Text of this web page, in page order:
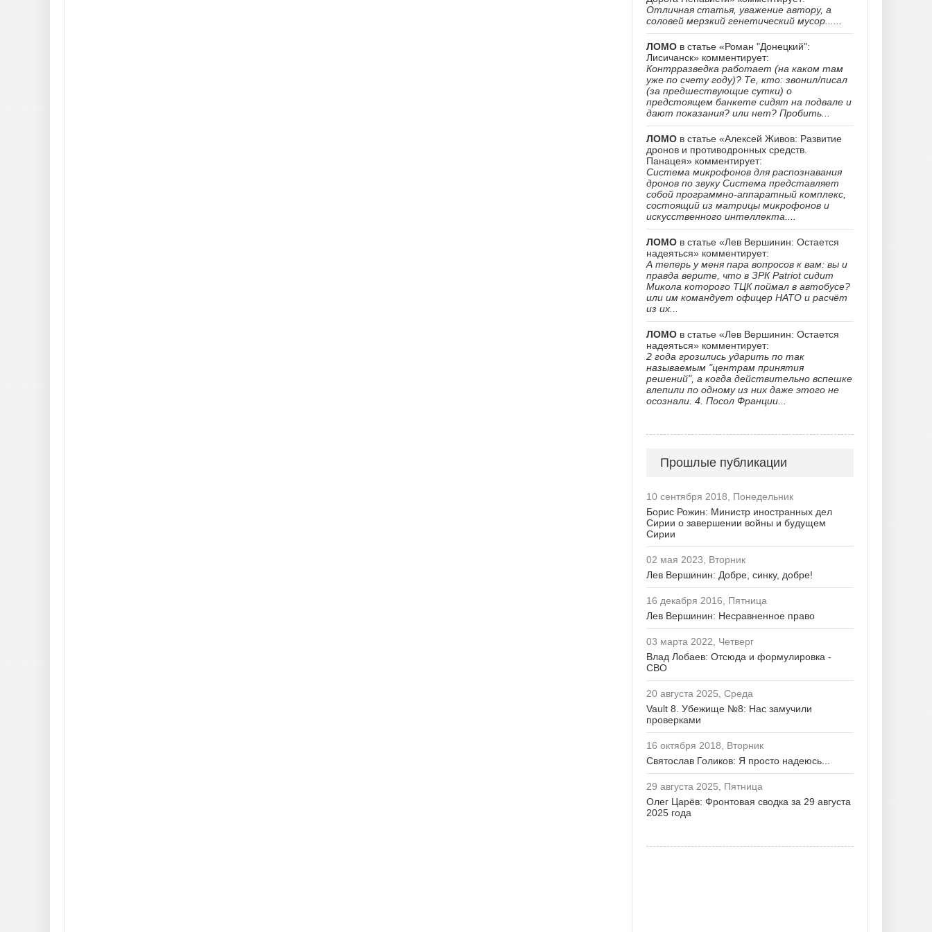
Отличная статья, уважение автору, а
соловей мерзкий генетический мусор......
ЛОМО в статье «Роман "Донецкий":
Лисичанск» комментирует:
Контрразведка работает (на каком там
уже по счету году)? Те, кто: звонил/писал
(за предшествующие сутки) о
предстоящем банкете сидят на подвале и
дают показания? или нет? Пробить...
ЛОМО в статье «Алексей Живов: Развитие
дронов и противодронных средств.
Панацея» комментирует:
Система микрофонов для распознавания
дронов по звуку Система представляет
собой программно-аппаратный комплекс,
состоящий из матрицы микрофонов и
искусственного интеллекта....
ЛОМО в статье «Лев Вершинин: Остается
надеяться» комментирует:
А теперь у меня пара вопросов к вам: вы и
правда верите, что в ЗРК Patriot сидит
Микола которого ТЦК поймал в автобусе?
или им командует офицер НАТО и расчёт
из их...
ЛОМО в статье «Лев Вершинин: Остается
надеяться» комментирует:
2 года грозились ударить по так
называемым "центрам принятия
решений", а когда действительно вспешке
влепили по одному из них даже этого не
осознали. 4. Посол Франции...
Прошлые публикации
10 сентября 2018, Понедельник
Борис Рожин: Министр иностранных дел
Сирии о завершении войны и будущем
Сирии
02 мая 2023, Вторник
Лев Вершинин: Добре, синку, добре!
16 декабря 2016, Пятница
Лев Вершинин: Несравненное право
03 марта 2022, Четверг
Влад Лобаев: Отсюда и формулировка -
СВО
20 августа 2025, Среда
Vault 8. Убежище №8: Нас замучили
проверками
16 октября 2018, Вторник
Святослав Голиков: Я просто надеюсь...
29 августа 2025, Пятница
Олег Царёв: Фронтовая сводка за 29 августа
2025 года